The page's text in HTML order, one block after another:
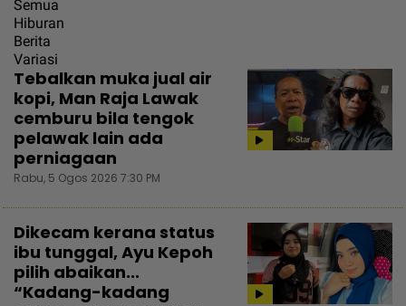
Semua
Hiburan
Berita
Variasi
Tebalkan muka jual air
kopi, Man Raja Lawak
cemburu bila tengok
pelawak lain ada
perniagaan
Rabu, 5 Ogos 2026 7:30 PM
Dikecam kerana status
ibu tunggal, Ayu Kepoh
pilih abaikan...
“Kadang-kadang